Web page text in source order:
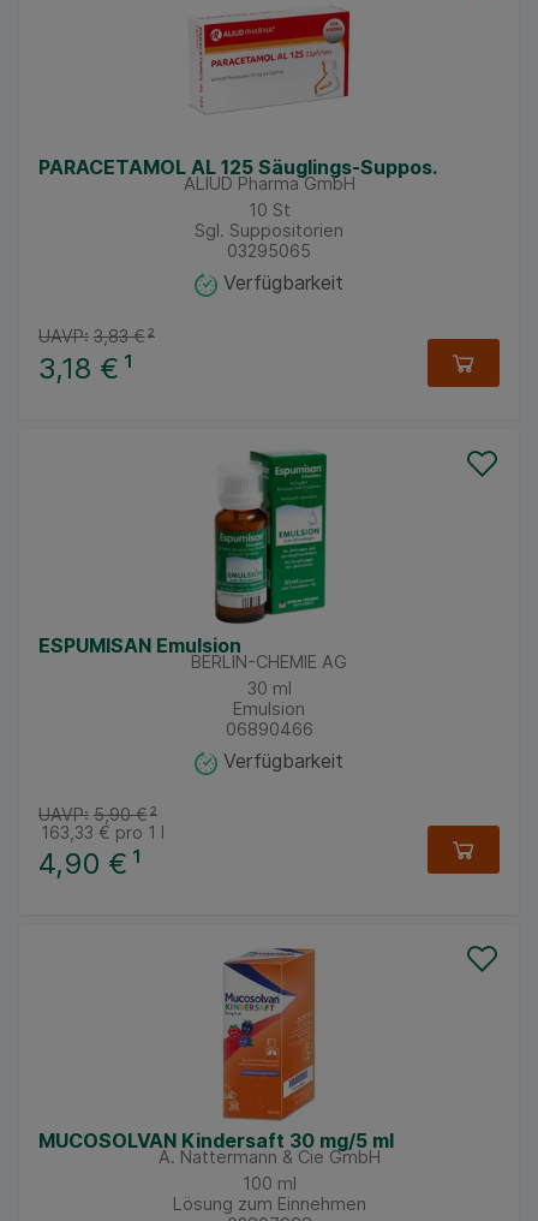
PARACETAMOL AL 125 Säuglings-Suppos.
ALIUD Pharma GmbH
10 St
Sgl. Suppositorien
03295065
Verfügbarkeit
3,18 € ¹
UAVP: 3,83 €²
ESPUMISAN Emulsion
BERLIN-CHEMIE AG
30 ml
Emulsion
06890466
Verfügbarkeit
4,90 € ¹
UAVP: 5,90 €²
163,33 € pro 1 l
MUCOSOLVAN Kindersaft 30 mg/5 ml
A. Nattermann & Cie GmbH
100 ml
Lösung zum Einnehmen